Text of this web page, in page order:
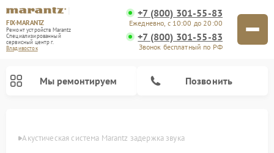
FIX-MARANTZ
Ремонт устройств Marantz
Специализированный
cервисный центр г.
Владивосток
+7 (800) 301-55-83
Ежедневно, с 10:00 до 20:00
+7 (800) 301-55-83
Звонок бесплатный по РФ
Мы ремонтируем Позвонить
Акустическая система Marantz задержка звука